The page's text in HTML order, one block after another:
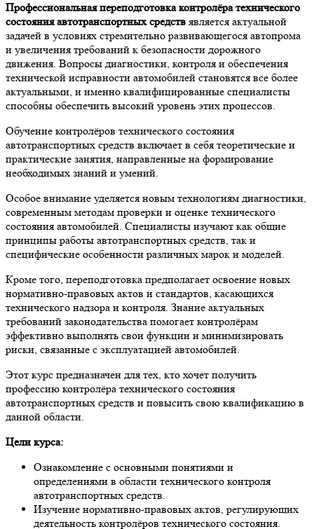
Профессиональная переподготовка контролёра технического
состояния автотранспортных средств является актуальной
задачей в условиях стремительно развивающегося автопрома
и увеличения требований к безопасности дорожного
движения. Вопросы диагностики, контроля и обеспечения
технической исправности автомобилей становятся все более
актуальными, и именно квалифицированные специалисты
способны обеспечить высокий уровень этих процессов.
Обучение контролёров технического состояния
автотранспортных средств включает в себя теоретические и
практические занятия, направленные на формирование
необходимых знаний и умений.
Особое внимание уделяется новым технологиям диагностики,
современным методам проверки и оценке технического
состояния автомобилей. Специалисты изучают как общие
принципы работы автотранспортных средств, так и
специфические особенности различных марок и моделей.
Кроме того, переподготовка предполагает освоение новых
нормативно-правовых актов и стандартов, касающихся
технического надзора и контроля. Знание актуальных
требований законодательства помогает контролёрам
эффективно выполнять свои функции и минимизировать
риски, связанные с эксплуатацией автомобилей.
Этот курс предназначен для тех, кто хочет получить
профессию контролёра технического состояния
автотранспортных средств и повысить свою квалификацию в
данной области.
Цели курса:
Ознакомление с основными понятиями и
определениями в области технического контроля
автотранспортных средств.
Изучение нормативно-правовых актов, регулирующих
деятельность контролёров технического состояния.